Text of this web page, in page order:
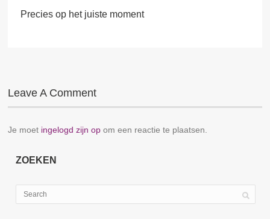
Precies op het juiste moment
Leave A Comment
Je moet ingelogd zijn op om een reactie te plaatsen.
ZOEKEN